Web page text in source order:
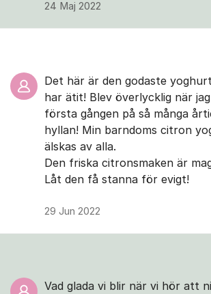
24 Maj 2022
Det här är den godaste
har ätit! Blev överlycklig när
första gången på så många
hyllan! Min barndoms citron
älskas av alla.
Den friska citronsmaken är
Låt den få stanna för evigt!
29 Jun 2022
Vad glada vi blir när vi hör att